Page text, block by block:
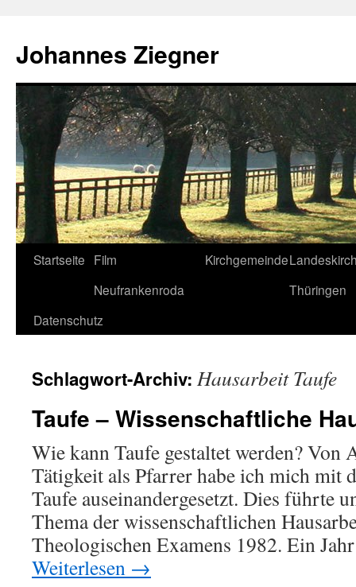
springen
Johannes Ziegner
Startseite Film
Neufrankenroda
Kirchgemeinde
Thüringen
Datenschutz
Schlagwort-Archiv: Hausarbeit Taufe
Taufe – Wissenschaftliche
Wie kann Taufe gestaltet werden? Von
Tätigkeit als Pfarrer habe ich mich mit
Taufe auseinandergesetzt. Dies führte
Thema der wissenschaftlichen
Theologischen Examens 1982. Ein
Weiterlesen →